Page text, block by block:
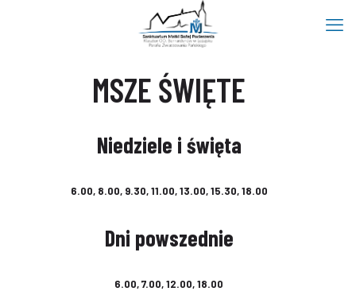
MSZE ŚWIĘTE
Niedziele i święta
6.00, 8.00, 9.30, 11.00, 13.00, 15.30, 18.00
Dni powszednie
6.00, 7.00, 12.00, 18.00